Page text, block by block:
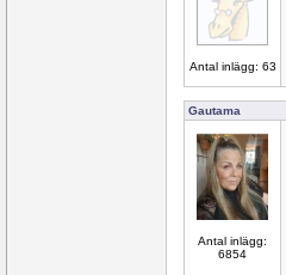
Antal inlägg: 63
Gautama
Antal inlägg:
6854